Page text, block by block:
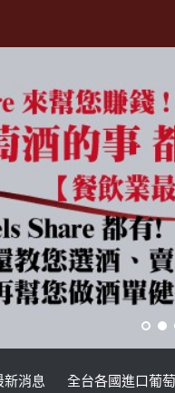
新消息
全台各國進口葡